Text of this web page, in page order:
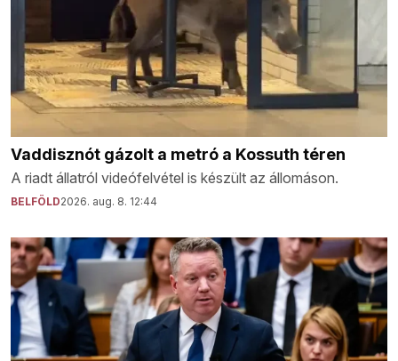
Vaddisznót gázolt a metró a Kossuth téren
A riadt állatról videófelvétel is készült az állomáson.
BELFÖLD2026. aug. 8. 12:44